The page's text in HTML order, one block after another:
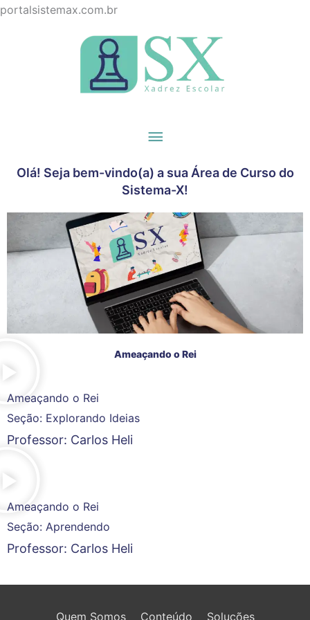
portalsistemax.com.brIr
o
conteúdo
Menu
principal
Olá! Seja bem-vindo(a) a sua Área de Curso do
Sistema-X!
Ameaçando o Rei
Ameaçando o Rei
Seção: Explorando Ideias
Professor: Carlos Heli
Ameaçando o Rei
Seção: Aprendendo
Professor: Carlos Heli
Quem Somos Conteúdo Soluções